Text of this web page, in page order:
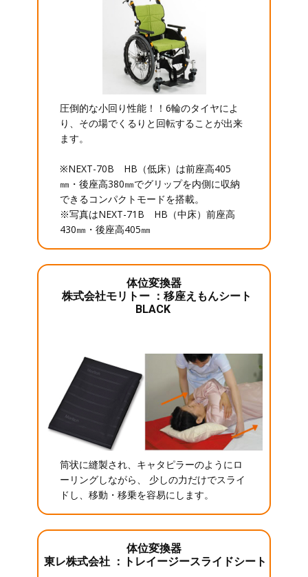
圧倒的な小回り性能！！6輪のタイヤによ
り、その場でくるりと回転することが出来
ます。
※NEXT-70B HB（低床）は前座高405
㎜・後座高380㎜でグリップを内側に収納
できるコンパクトモードを搭載。
※写真はNEXT-71B HB（中床）前座高
430㎜・後座高405㎜
体位変換器
株式会社モリトー ：移座えもんシート
BLACK
筒状に縫製され、キャタピラーのようにロ
ーリングしながら、 少しの力だけでスライ
ドし、移動・移乗を容易にします。
体位変換器
東レ株式会社 ：トレイージースライドシート